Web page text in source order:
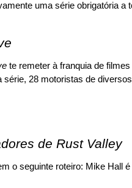
uma série obrigatória a
te remeter à franquia de
série, 28 motoristas de
de Rust Valley
o seguinte roteiro: Mike Hall